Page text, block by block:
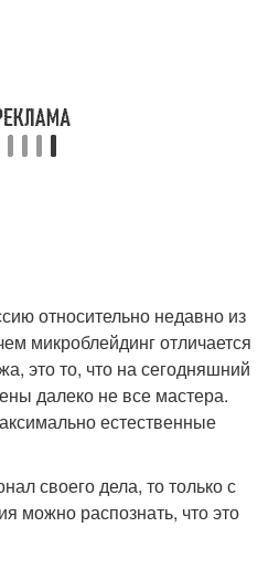
относительно недавно из
микроблейдинг отличается
это то, что на сегодняшний
далеко не все мастера.
естественные
своего дела, то только с
можно распознать, что это